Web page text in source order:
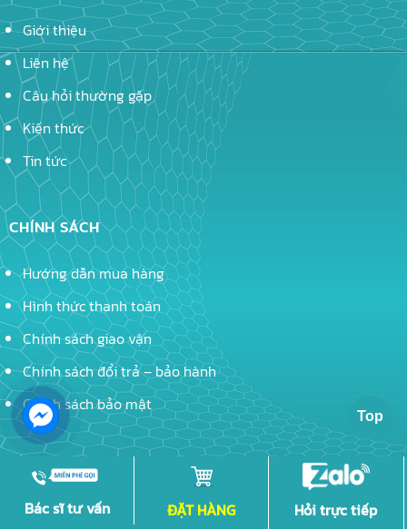
Giới thiệu
Liên hệ
Câu hỏi thường gặp
Kiến thức
Tin tức
CHÍNH SÁCH
Hướng dẫn mua hàng
Hình thức thanh toán
Chính sách giao vận
Chính sách đổi trả – bảo hành
Chính sách bảo mật
ĐĂNG KÝ ĐỂ THEO DÕI TUỆ TĨNH
Bác sĩ tư vấn ĐẶT HÀNG Hỏi trực tiếp